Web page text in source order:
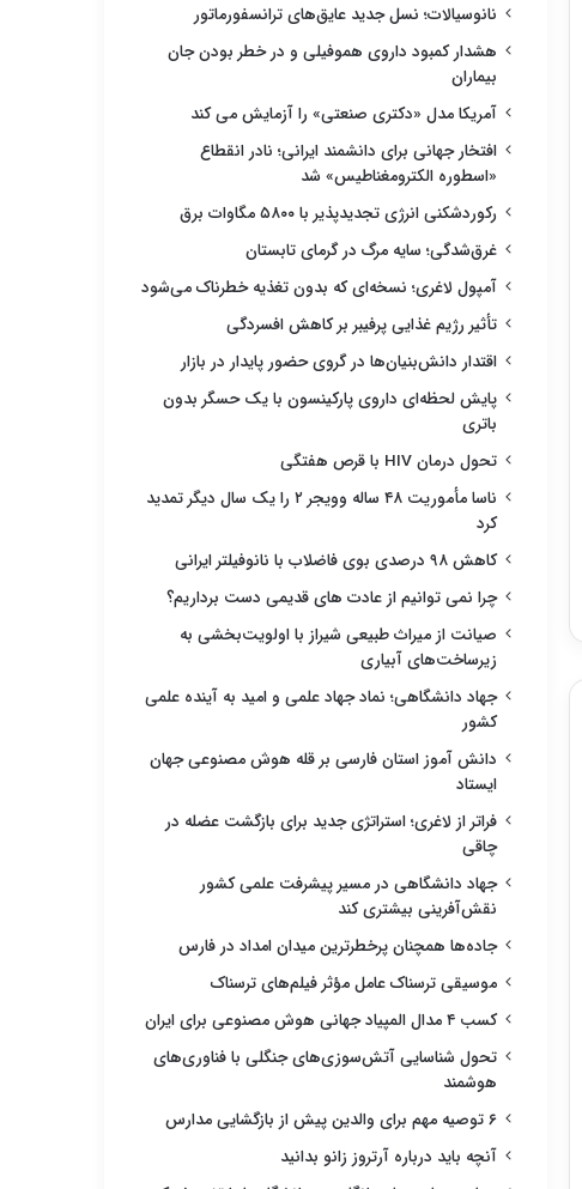
نانوسیالات؛ نسل جدید عایق‌های ترانسفورماتور
هشدار کمبود داروی هموفیلی و در خطر بودن جان
بیماران
آمریکا مدل «دکتری صنعتی» را آزمایش می کند
افتخار جهانی برای دانشمند ایرانی؛ نادر انقطاع
«اسطوره الکترومغناطیس» شد
رکوردشکنی انرژی تجدیدپذیر با ۵۸۰۰ مگاوات برق
غرق‌شدگی؛ سایه مرگ در گرمای تابستان
آمپول لاغری؛ نسخه‌ای که بدون تغذیه خطرناک می‌شود
تأثیر رژیم غذایی پرفیبر بر کاهش افسردگی
اقتدار دانش‌بنیان‌ها در گروی حضور پایدار در بازار
پایش لحظه‌ای داروی پارکینسون با یک حسگر بدون
باتری
تحول درمان HIV با قرص هفتگی
ناسا مأموریت ۴۸ ساله وویجر ۲ را یک سال دیگر تمدید
کرد
کاهش ۹۸ درصدی بوی فاضلاب با نانوفیلتر ایرانی
چرا نمی توانیم از عادت های قدیمی دست برداریم؟
صیانت از میراث طبیعی شیراز با اولویت‌بخشی به
زیرساخت‌های آبیاری
جهاد دانشگاهی؛ نماد جهاد علمی و امید به آینده علمی
کشور
دانش آموز استان فارسی بر قله هوش مصنوعی جهان
ایستاد
فراتر از لاغری؛ استراتژی جدید برای بازگشت عضله در
چاقی
جهاد دانشگاهی در مسیر پیشرفت علمی کشور
نقش‌آفرینی بیشتری کند
جاده‌ها همچنان پرخطرترین میدان امداد در فارس
موسیقی ترسناک عامل مؤثر فیلم‌های ترسناک
کسب ۴ مدال المپیاد جهانی هوش مصنوعی برای ایران
تحول شناسایی آتش‌سوزی‌های جنگلی با فناوری‌های
هوشمند
۶ توصیه مهم برای والدین پیش از بازگشایی مدارس
آنچه باید درباره آرتروز زانو بدانید